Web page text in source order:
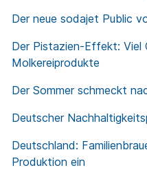
Der neue sodajet Public
Der Pistazien-Effekt: Viel
Molkereiprodukte
Der Sommer schmeckt
Deutscher
Deutschland:
Produktion ein